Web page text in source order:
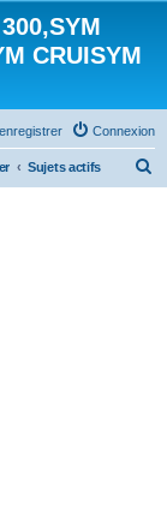
CRUISYM
Connexion
Sujets actifs